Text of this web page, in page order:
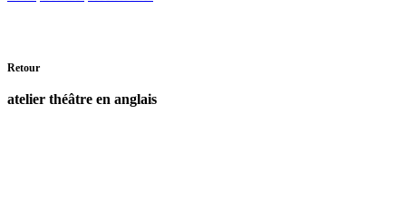
Retour
atelier théâtre en anglais